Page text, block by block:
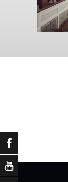
Facebook
YouTube